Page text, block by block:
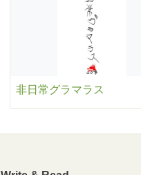
非日常グラマラス